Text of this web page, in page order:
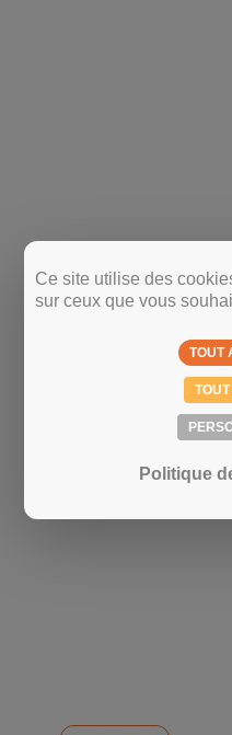
Ce site utilise des
sur ceux que vous
TOUT
Politique